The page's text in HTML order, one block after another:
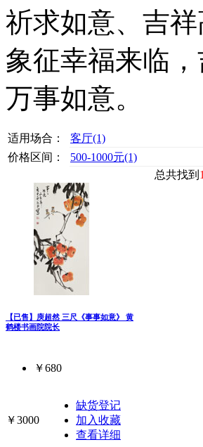
祈求如意、吉
象征幸福来临
万事如意。
适用场合： 客厅(1)
价格区间：
500-1000元(1)
总共找到 1
【已售】庾超然 三尺《事事如意》 黄
鹤楼书画院院长
￥680
￥3000
缺货登记
加入收藏
查看详细